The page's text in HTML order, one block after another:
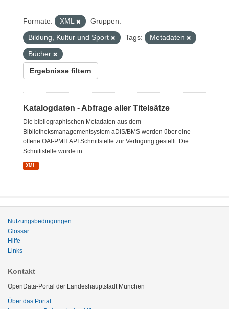
Formate: XML
Gruppen:
Bildung, Kultur und Sport
Tags:
Metadaten
Bücher
Ergebnisse filtern
Katalogdaten - Abfrage aller Titelsätze
Die bibliographischen Metadaten aus dem
Bibliotheksmanagementsystem aDIS/BMS werden über eine
offene OAI-PMH API Schnittstelle zur Verfügung gestellt. Die
Schnittstelle wurde in...
XML
Nutzungsbedingungen
Glossar
Hilfe
Links
Kontakt
OpenData-Portal der Landeshauptstadt München
Über das Portal